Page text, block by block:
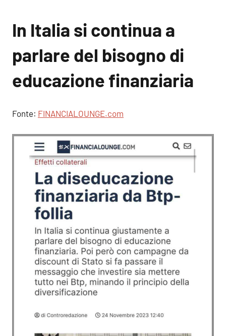
In Italia si continua a
parlare del bisogno di
educazione finanziaria
Fonte: FINANCIALOUNGE.com